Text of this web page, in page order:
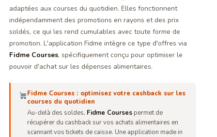
adaptées aux courses du quotidien. Elles fonctionnent
indépendamment des promotions en rayons et des prix
soldés, ce qui les rend cumulables avec toute forme de
promotion. L'application Fidme intègre ce type d'offres via
Fidme Courses, spécifiquement conçu pour optimiser le
pouvoir d'achat sur les dépenses alimentaires.
Fidme Courses : optimisez votre cashback sur les
courses du quotidien
Au-delà des soldes, Fidme Courses permet de
récupérer du cashback sur vos achats alimentaires en
scannant vos tickets de caisse. Une application made in